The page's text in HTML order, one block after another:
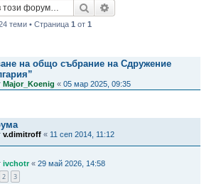
Търсене
теми • Страница 1 от 1
на общо събрание на Сдружение
Major_Koenig « 05 мар 2025, 09:35
v.dimitroff « 11 сеп 2014, 11:12
ivchotr« 29 май 2026, 14:58
2 3